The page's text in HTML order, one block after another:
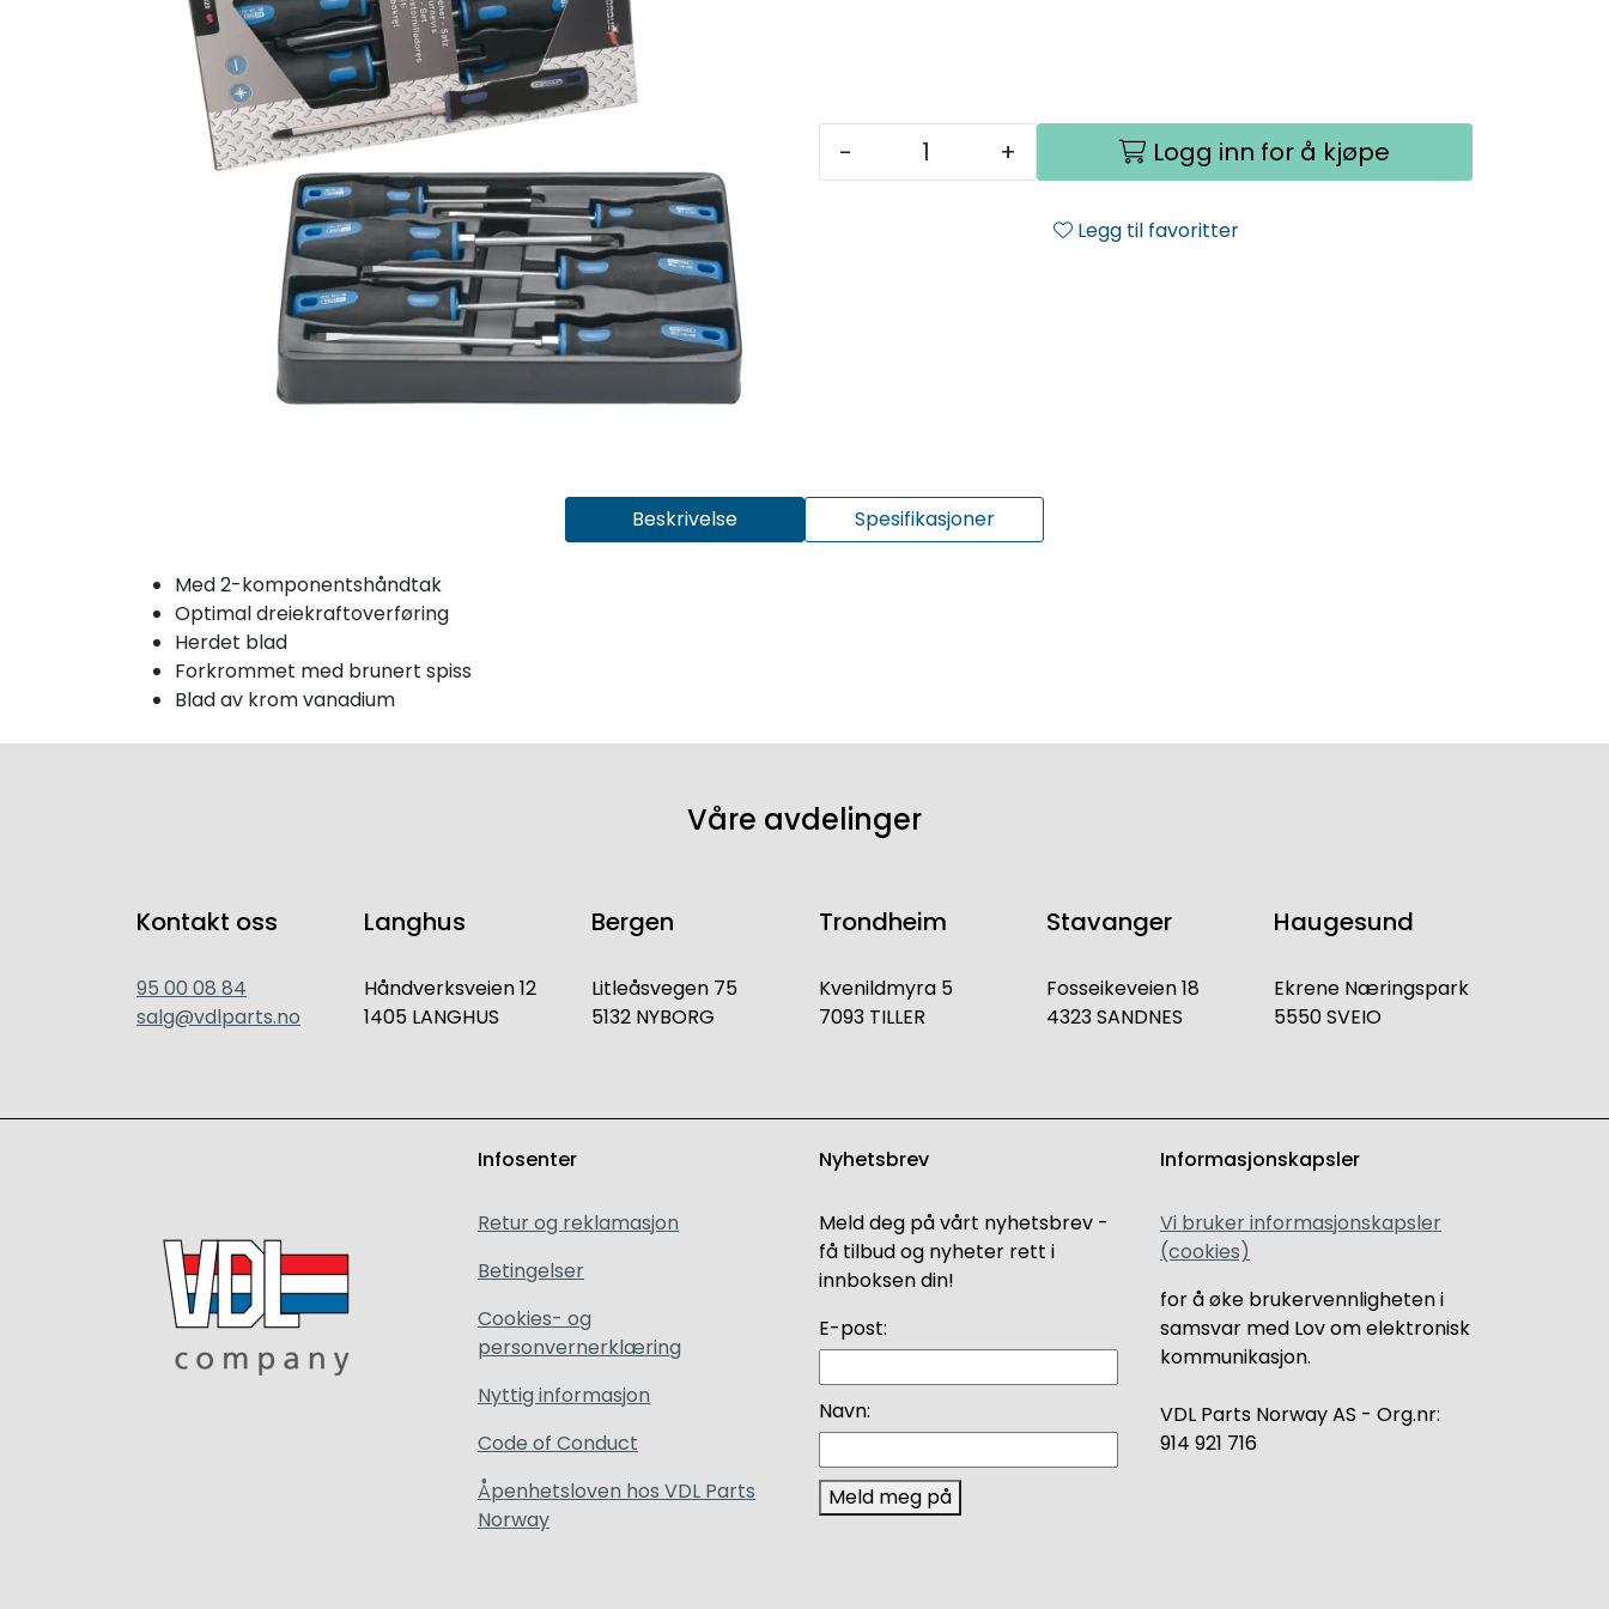
- + Logg inn for å kjøpe
Legg til favoritter
Beskrivelse Spesifikasjoner
Med 2-komponentshåndtak
Optimal dreiekraftoverføring
Herdet blad
Forkrommet med brunert spiss
Blad av krom vanadium
Våre avdelinger
Kontakt oss
95 00 08 84
salg@vdlparts.no
Langhus
Håndverksveien 12
1405 LANGHUS
Bergen
Litleåsvegen 75
5132 NYBORG
Trondheim
Kvenildmyra 5
7093 TILLER
Stavanger
Fosseikeveien 18
4323 SANDNES
Haugesund
Ekrene Næringspark
5550 SVEIO
Infosenter
Retur og reklamasjon
Betingelser
Cookies- og
personvernerklæring
Nyttig informasjon
Code of Conduct
Åpenhetsloven hos VDL Parts
Norway
Nyhetsbrev
Meld deg på vårt nyhetsbrev -
få tilbud og nyheter rett i
innboksen din!
E-post:
Navn:
Meld meg på
Informasjonskapsler
Vi bruker informasjonskapsler
(cookies)
for å øke brukervennligheten i
samsvar med Lov om elektronisk
kommunikasjon.
VDL Parts Norway AS - Org.nr:
914 921 716